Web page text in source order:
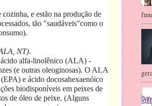
cozinha, e estão na produção de
tão "saudáveis"como o
NT).
ácido alfa-linolênico (ALA) -
(e outras oleoginosas). O ALA
e ácido docosahexaenóico
biodisponíveis em peixes de
de óleo de peixe. (Alguns